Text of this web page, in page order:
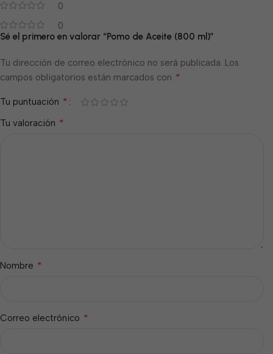
0
0
Sé el primero en valorar “Pomo de Aceite (800 ml)”
Tu dirección de correo electrónico no será publicada. Los
campos obligatorios están marcados con *
Tu puntuación *
Tu valoración *
Nombre *
Correo electrónico *